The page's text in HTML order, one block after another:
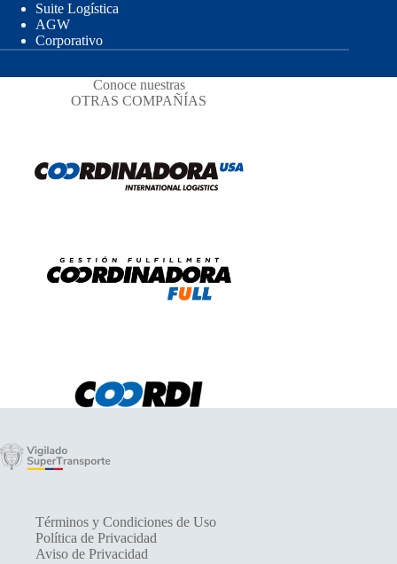
Suite Logística
AGW
Corporativo
Conoce nuestras
OTRAS COMPAÑÍAS
Términos y Condiciones de Uso
Política de Privacidad
Aviso de Privacidad